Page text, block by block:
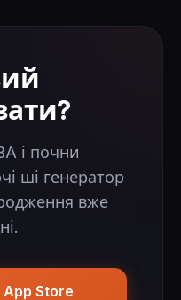
і почни
ші генератор
вже
Store